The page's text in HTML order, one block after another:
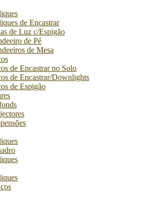
de Encastrar
de Luz c/Espigão
de Pé
de Mesa
de Encastrar no Solo
de Encastrar/Downlights
de Espigão